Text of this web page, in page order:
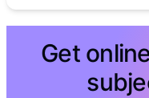
Get